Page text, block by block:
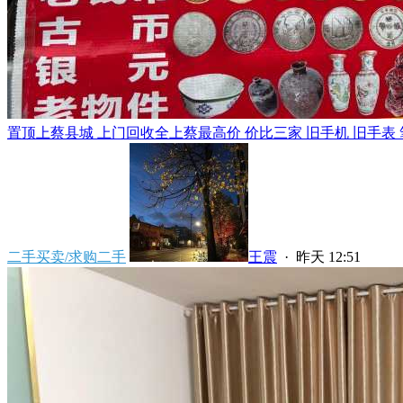
置顶 上蔡县城 上门回收全上蔡最高价 价比三家 旧手机 旧手表
二手买卖/求购二手 王震 · 昨天 12:51